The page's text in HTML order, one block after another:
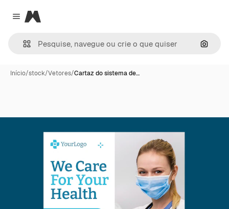
Close menu
Magnific
Início/stock/Vetores/Cartaz do sistema de…